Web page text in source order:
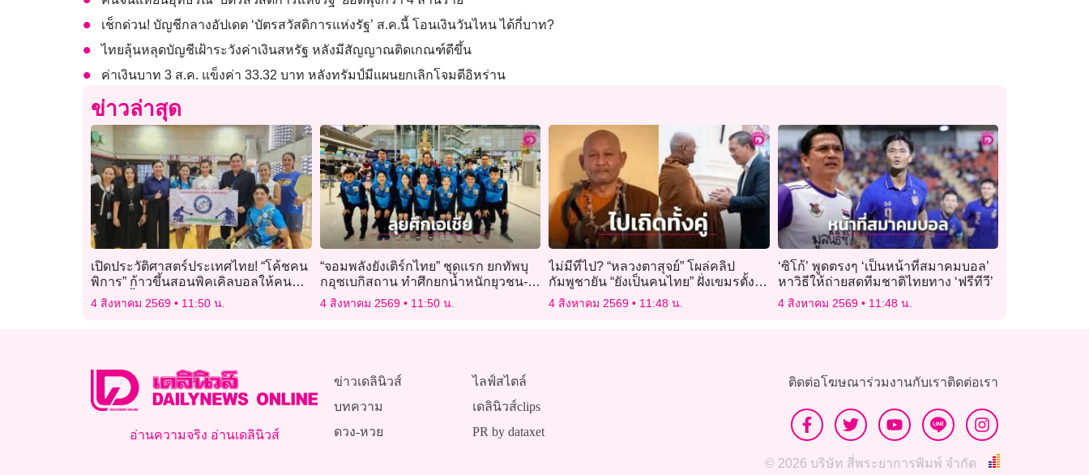
เช็กด่วน! บัญชีกลางอัปเดต ‘บัตรสวัสดิการแห่งรัฐ’ ส.ค.นี้ โอนเงินวันไหน ได้กี่บาท?
ไทยลุ้นหลุดบัญชีเฝ้าระวังค่าเงินสหรัฐ หลังมีสัญญาณติดเกณฑ์ดีขึ้น
ค่าเงินบาท 3 ส.ค. แข็งค่า 33.32 บาท หลังทรัมป์มีแผนยกเลิกโจมตีอิหร่าน
ข่าวล่าสุด
เปิดประวัติศาสตร์ประเทศไทย! “โค้ชคน
พิการ” ก้าวขึ้นสอนพิคเคิลบอลให้คน
ปกติ ครั้งแรกของชาติ พลิกบทบาทจาก
4 สิงหาคม 2569 11:50 น.
“จอมพลังยังเติร์กไทย” ชุดแรก ยกทัพบุ
กอุซเบกิสถาน ทำศึกยกน้ำหนักยุวชน-
เยาวชนชิงแชมป์เอเชีย 2026
4 สิงหาคม 2569 11:50 น.
ไม่มีที่ไป? “หลวงตาสุจย์” โผล่คลิป
กัมพูชายัน “ยังเป็นคนไทย” ฝั่งเขมรตั้ง
การ์ดระแวง คนบุรีรัมย์ตัดขาด!
4 สิงหาคม 2569 11:48 น.
‘ซิโก้’ พูดตรงๆ ‘เป็นหน้าที่สมาคมบอล’
หาวิธีให้ถ่ายสดทีมชาติไทยทาง ‘ฟรีทีวี’
4 สิงหาคม 2569 11:48 น.
อ่านความจริง อ่านเดลินิวส์
ข่าวเดลินิวส์
บทความ
ดวง-หวย
ไลฟ์สไตล์
เดลินิวส์clips
PR by dataxet
ติดต่อโฆษณาร่วมงานกับเราติดต่อเรา
© 2026 บริษัท สี่พระยาการพิมพ์ จำกัด